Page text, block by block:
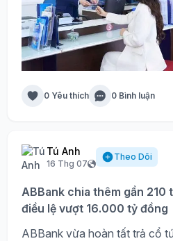
0 Yêu thích 0 Bình luận
Tú Anh
16 Thg 07
Theo Dõi
ABBank chia thêm gần 210
điều lệ vượt 16.000 tỷ đồng
ABBank vừa hoàn tất trả cổ